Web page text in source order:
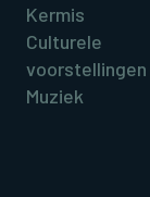
Kermis
Culturele
voorstellingen
Muziek